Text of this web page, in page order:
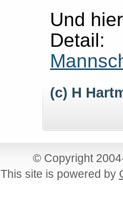
Und
(c) H
© Copyright
This site is powered by